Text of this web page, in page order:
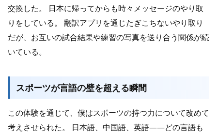
交換した。 日本に帰ってからも時々メッセージのやり取
りをしている。 翻訳アプリを通じたぎこちないやり取り
だが、お互いの試合結果や練習の写真を送り合う関係が続
いている。
スポーツが言語の壁を超える瞬間
この体験を通じて、僕はスポーツの持つ力について改めて
考えさせられた。 日本語、中国語、英語——どの言語も